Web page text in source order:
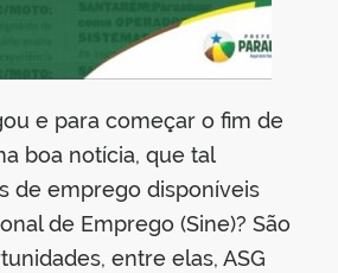
e para começar o fim de
boa notícia, que tal
de emprego disponíveis
de Emprego (Sine)? São
entre elas, ASG